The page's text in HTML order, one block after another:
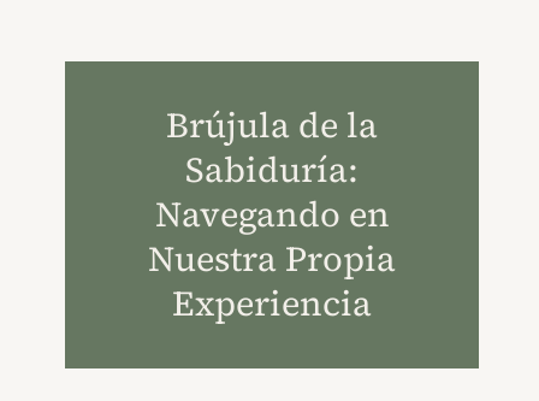
Brújula de la
Sabiduría:
Navegando en
Nuestra Propia
Experiencia